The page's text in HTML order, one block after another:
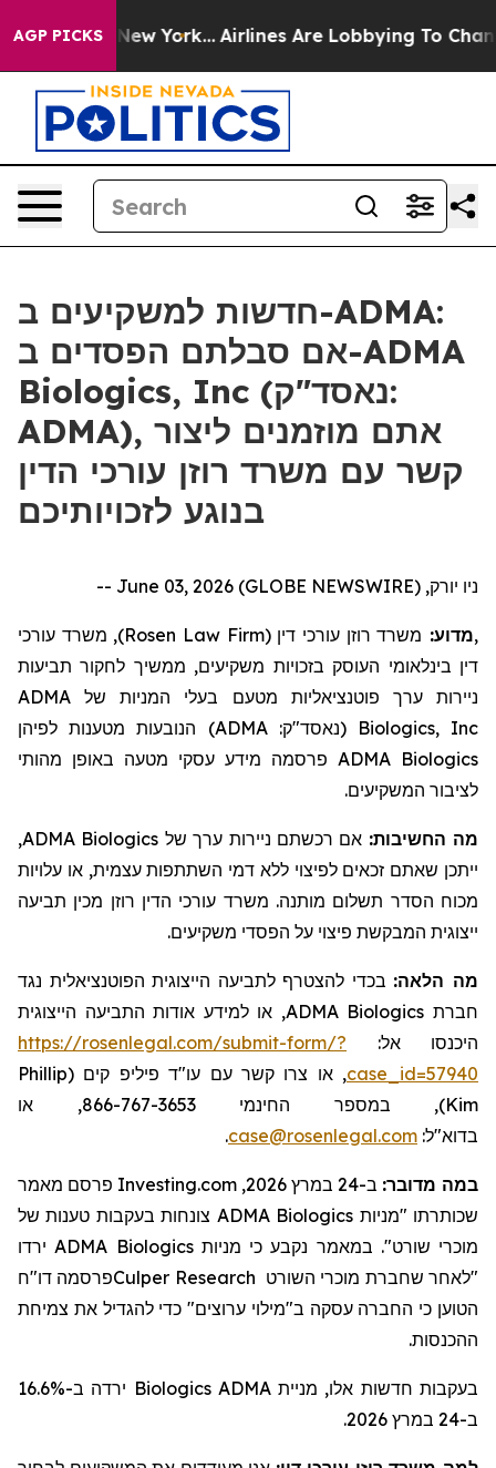
AGP PICKS
News New York... Airlines Are Lobbying To Change
חדשות למשקיעים ב-ADMA:
אם סבלתם הפסדים ב-ADMA
Biologics, Inc (נאסד"ק:
ADMA), אתם מוזמנים ליצור
קשר עם משרד רוזן עורכי הדין
בנוגע לזכויותיכם
ניו יורק, June 03, 2026 (GLOBE NEWSWIRE) --
,מדוע: משרד רוזן עורכי דין (Rosen Law Firm
), משרד עורכי
דין בינלאומי העוסק בזכויות משקיעים, ממשיך לחקור תביעות
ניירות ערך פוטנציאליות מטעם בעלי המניות של ADMA
Biologics, Inc
(נאסד"ק:ADMA
) הנובעות מטענות לפיהן
ADMA Biologics פרסמה מידע עסקי מטעה באופן מהותי
לציבור המשקיעים.
מה החשיבות: אם רכשתם ניירות ערך של ADMA Biologics
,
ייתכן שאתם זכאים לפיצוי ללא דמי השתתפות עצמית, או עלויות
מכוח הסדר תשלום מותנה. משרד עורכי הדין רוזן מכין תביעה
ייצוגית המבקשת פיצוי על הפסדי משקיעים.
מה הלאה: בכדי להצטרף לתביעה הייצוגית הפוטנציאלית נגד
חברת ADMA Biologics, או למידע אודות התביעה הייצוגית
היכנסו אל: https://rosenlegal.com/submit-form/?
case_id=57940, או צרו קשר עם עו"ד פיליפ קים (Phillip
Kim
), במספר החינמי 866-767-3653, או
בדוא"ל: case@rosenlegal.com
.
במה מדובר: ב-24 במרץ 2026, Investing.com פרסם מאמר
שכותרתו "מניות ADMA Biologics צונחות בעקבות טענות של
מוכרי שורט". במאמר נקבע כי מניותADMA Biologicsירדו
"לאחר שחברת מוכרי השורט Culper Researchפרסמה דו"ח
הטוען כי החברה עסקה ב"מילוי ערוצים" כדי להגדיל את צמיחת
ההכנסות.
בעקבות חדשות אלו, מניית ADMA Biologics
ירדה ב-16.6%
ב-24 במרץ 2026.